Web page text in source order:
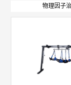
物理因子